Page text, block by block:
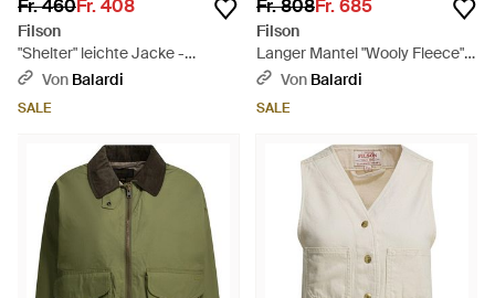
Fr. 460Fr. 408
Filson
"Shelter" leichte Jacke -
Schwarz
Von Balardi
SALE
Fr. 808Fr. 685
Filson
Langer Mantel "Wooly Fleece"
von - Grün
Von Balardi
SALE